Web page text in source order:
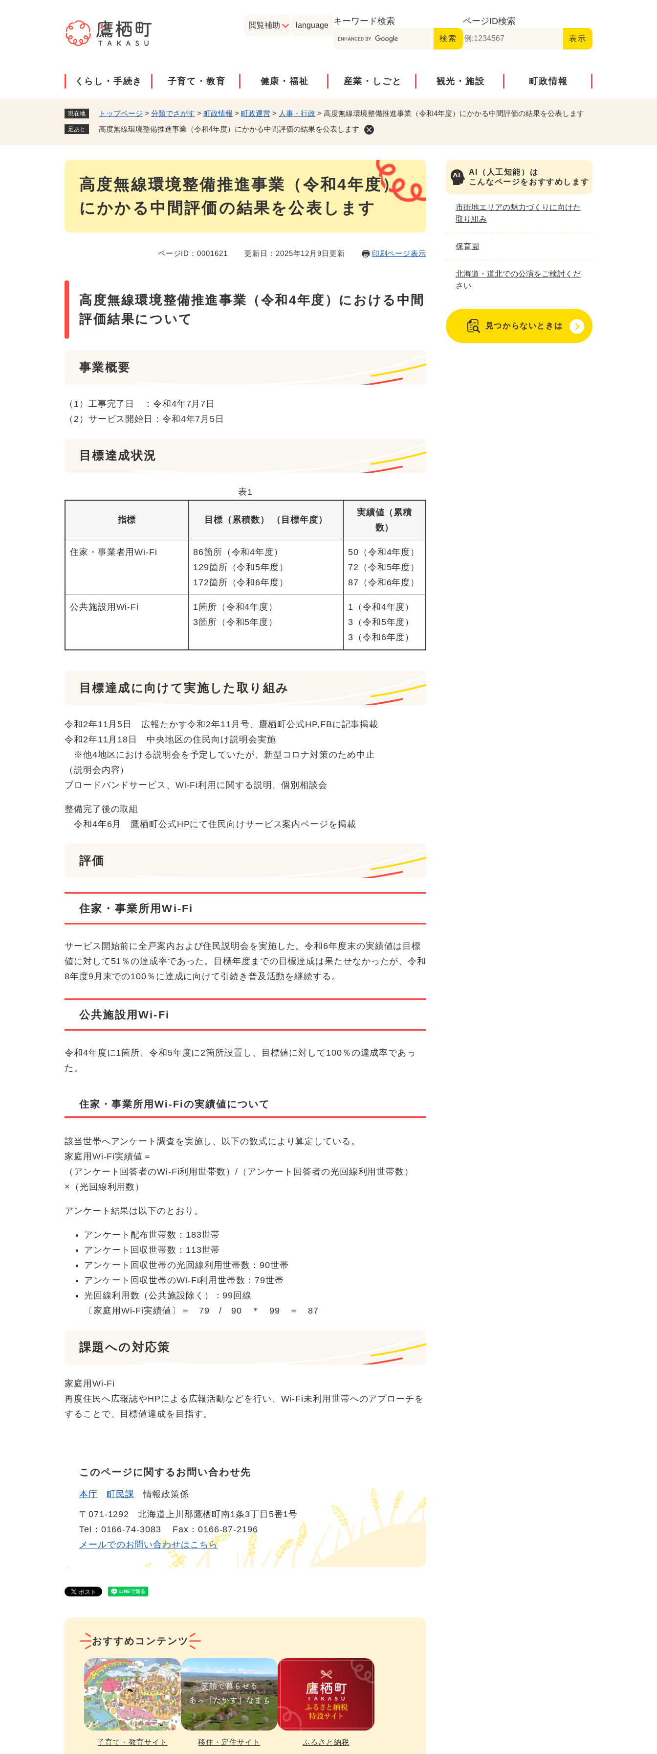
。
閲覧補助 language キーワード検索 ページID検索
くらし・手続き 子育て・教育 健康・福祉 産業・しごと 観光・施設 町政情報
現在地 トップページ > 分類でさがす > 町政情報 > 町政運営 > 人事・行政 > 高度無線環境整備推進事業（令和4年度）にかかる中間評価の結果を公表します
足あと 高度無線環境整備推進事業（令和4年度）にかかる中間評価の結果を公表します
高度無線環境整備推進事業（令和4年度）
にかかる中間評価の結果を公表します
ページID：0001621 更新日：2025年12月9日更新 印刷ページ表示
高度無線環境整備推進事業（令和4年度）における中間
評価結果について
事業概要
（1）工事完了日 ：令和4年7月7日
（2）サービス開始日：令和4年7月5日
目標達成状況
表1
指標 目標（累積数） （目標年度）
実績値（累積
数）
住家・事業者用Wi-Fi
86箇所（令和4年度）
129箇所（令和5年度）
172箇所（令和6年度）
50（令和4年度）
72（令和5年度）
87（令和6年度）
公共施設用Wi-Fi
1箇所（令和4年度）
3箇所（令和5年度）
1（令和4年度）
3（令和5年度）
3（令和6年度）
目標達成に向けて実施した取り組み
令和2年11月5日 広報たかす令和2年11月号、鷹栖町公式HP,FBに記事掲載
令和2年11月18日 中央地区の住民向け説明会実施
※他4地区における説明会を予定していたが、新型コロナ対策のため中止
（説明会内容）
ブロードバンドサービス、Wi-Fi利用に関する説明、個別相談会
整備完了後の取組
令和4年6月 鷹栖町公式HPにて住民向けサービス案内ページを掲載
評価
住家・事業所用Wi-Fi
サービス開始前に全戸案内および住民説明会を実施した。令和6年度末の実績値は目標
値に対して51％の達成率であった。目標年度までの目標達成は果たせなかったが、令和
8年度9月末での100％に達成に向けて引続き普及活動を継続する。
公共施設用Wi-Fi
令和4年度に1箇所、令和5年度に2箇所設置し、目標値に対して100％の達成率であっ
た。
住家・事業所用Wi-Fiの実績値について
該当世帯へアンケート調査を実施し、以下の数式により算定している。
家庭用Wi-Fi実績値＝
（アンケート回答者のWi-Fi利用世帯数）/（アンケート回答者の光回線利用世帯数）
×（光回線利用数）
アンケート結果は以下のとおり。
アンケート配布世帯数：183世帯
アンケート回収世帯数：113世帯
アンケート回収世帯の光回線利用世帯数：90世帯
アンケート回収世帯のWi-Fi利用世帯数：79世帯
光回線利用数（公共施設除く）：99回線
〔家庭用Wi-Fi実績値〕＝ 79 / 90 ＊ 99 ＝ 87
課題への対応策
家庭用Wi-Fi
再度住民へ広報誌やHPによる広報活動などを行い、Wi-Fi未利用世帯へのアプローチを
することで、目標値達成を目指す。
このページに関するお問い合わせ先
本庁 町民課 情報政策係
〒071-1292
北海道上川郡鷹栖町南1条3丁目5番1号
Tel：0166-74-3083
Fax：0166-87-2196
メールでのお問い合わせはこちら
おすすめコンテンツ
子育て・教育サイト 移住・定住サイト ふるさと納税
AI（人工知能）は
こんなページをおすすめします
市街地エリアの魅力づくりに向けた
取り組み
保育園
北海道・道北での公演をご検討くだ
さい
見つからないときは